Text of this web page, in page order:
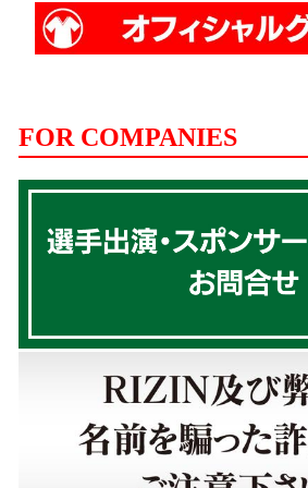
FOR COMPANIES